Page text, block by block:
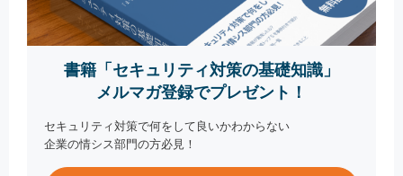
書籍「セキュリティ対策の基礎知識」
メルマガ登録でプレゼント！
セキュリティ対策で何をして良いかわからない
企業の情シス部門の方必見！